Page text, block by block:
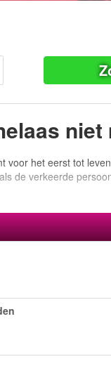
voor het eerst tot
de verkeerde